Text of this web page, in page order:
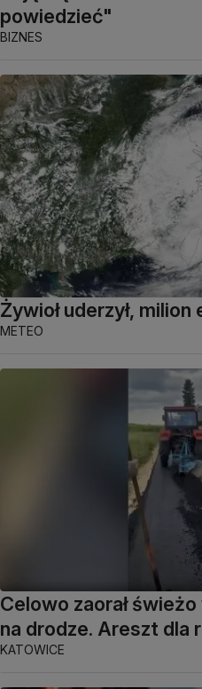
powiedzieć"
BIZNES
Żywioł uderzył,
METEO
Celowo zaorał
na drodze. Areszt dla
KATOWICE